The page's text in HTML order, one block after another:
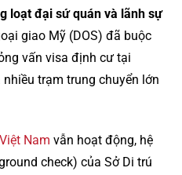
loạt đại sứ quán và lãnh sự
giao Mỹ (DOS) đã buộc
vấn visa định cư tại
nhiều trạm trung chuyển lớn
Nam vẫn hoạt động, hệ
check) của Sở Di trú